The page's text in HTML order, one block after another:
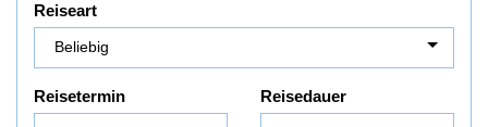
Reiseart
Reisetermin Reisedauer